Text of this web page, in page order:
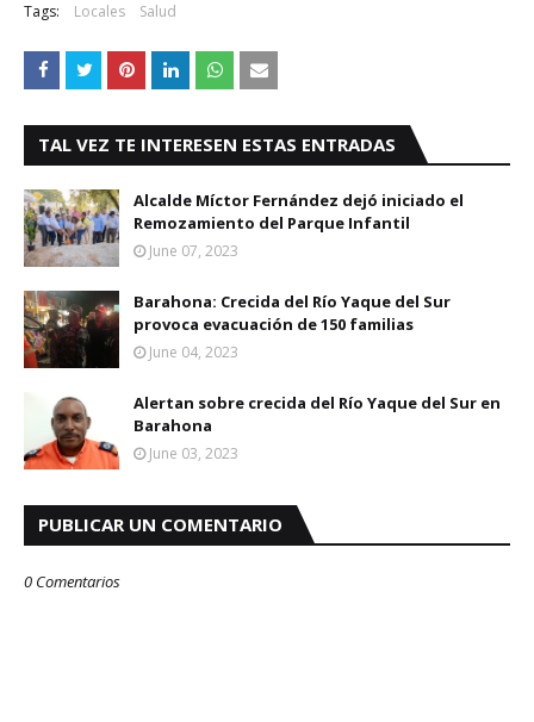
Tags: Locales Salud
TAL VEZ TE INTERESEN ESTAS ENTRADAS
Alcalde Míctor Fernández dejó iniciado el
Remozamiento del Parque Infantil
June 07, 2023
Barahona: Crecida del Río Yaque del Sur
provoca evacuación de 150 familias
June 04, 2023
Alertan sobre crecida del Río Yaque del Sur en
Barahona
June 03, 2023
PUBLICAR UN COMENTARIO
0 Comentarios